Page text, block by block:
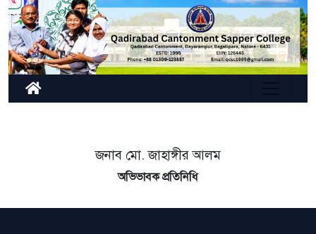
জনাব মো. জাহাঙ্গীর আলম
অভিভাবক প্রতিনিধি